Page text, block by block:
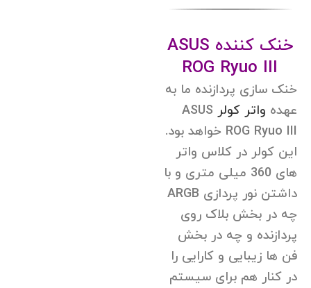
خنک کننده ASUS
ROG Ryuo III
خنک سازی پردازنده ما به
عهده واتر کولر ASUS
ROG Ryuo III خواهد بود.
این کولر در کلاس واتر
های 360 میلی متری و با
داشتن نور پردازی ARGB
چه در بخش بلاک روی
پردازنده و چه در بخش
فن ها زیبایی و کارایی را
در کنار هم برای سیستم